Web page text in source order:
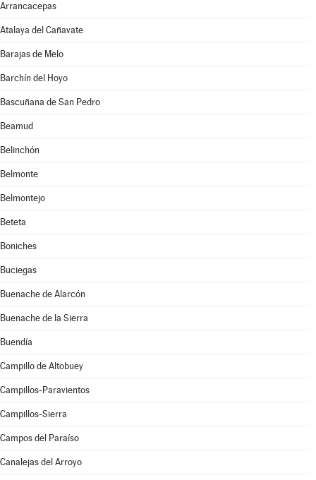
Arrancacepas
Atalaya del Cañavate
Barajas de Melo
Barchín del Hoyo
Bascuñana de San Pedro
Beamud
Belinchón
Belmonte
Belmontejo
Beteta
Boniches
Buciegas
Buenache de Alarcón
Buenache de la Sierra
Buendía
Campillo de Altobuey
Campillos-Paravientos
Campillos-Sierra
Campos del Paraíso
Canalejas del Arroyo